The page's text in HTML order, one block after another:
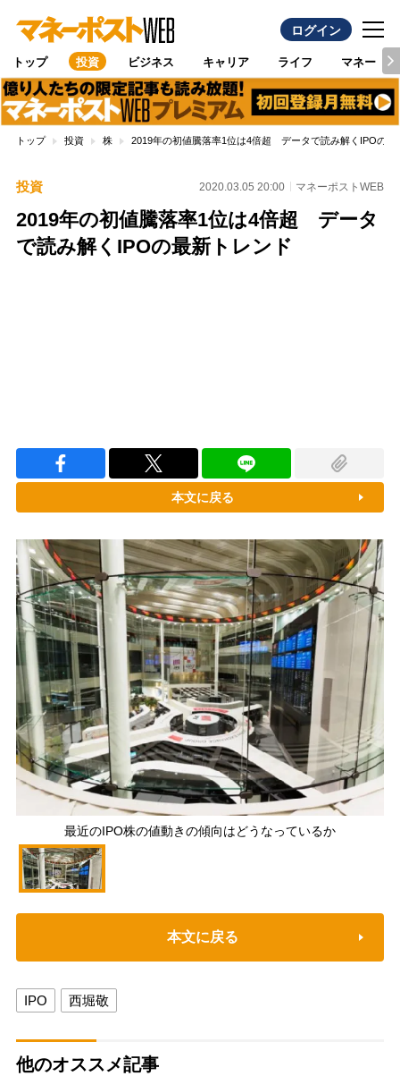
ログイン
トップ 投資 ビジネス キャリア ライフ マネー
トップ 投資 株 2019年の初値騰落率1位は4倍超 データで読み解くIPOの最
投資 2020.03.05 20:00 マネーポストWEB
2019年の初値騰落率1位は4倍超 データ
で読み解くIPOの最新トレンド
本文に戻る
最近のIPO株の値動きの傾向はどうなっているか
本文に戻る
IPO 西堀敬
他のオススメ記事